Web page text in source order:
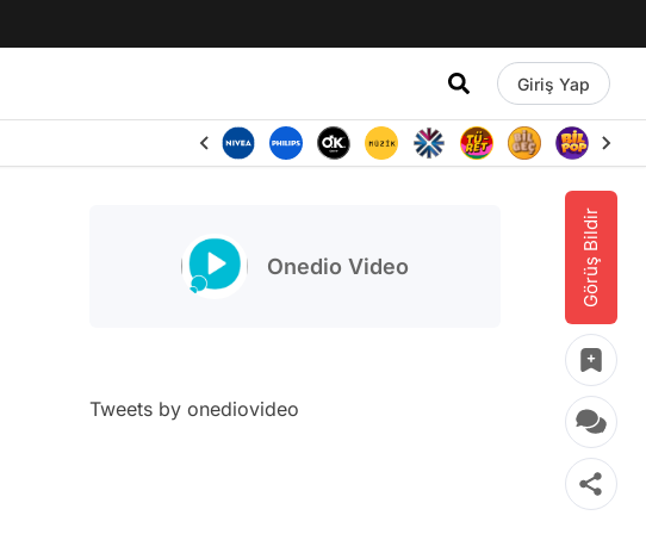
Giriş Yap
Görüş Bildir
Onedio Video
Tweets by onediovideo